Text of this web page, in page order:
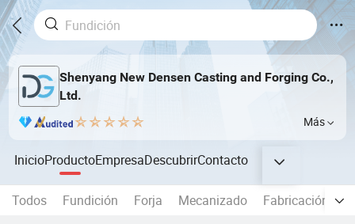
Shenyang New Densen Casting and Forging Co.,
Ltd.
Más
InicioProductoEmpresaDescubrirContacto
Todos Fundición Forja Mecanizado Fabricación de